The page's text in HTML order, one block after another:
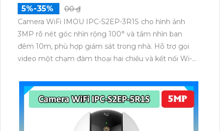
5%-35%
00 ₫
Camera WiFi IMOU IPC-S2EP-3R1S cho hình ảnh
3MP rõ nét góc nhìn rộng 100° và tầm nhìn ban
đêm 10m, phù hợp giám sát trong nhà. Hỗ trợ gọi
video một chạm đàm thoại hai chiều và kết nối Wi-Fi
microSD tối đa 256GB hoặc lưu đám mây dễ lắp đặt
cho gia đình và văn phòng nhỏ.